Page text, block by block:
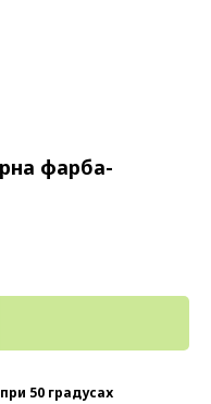
фарба-
50 градусах